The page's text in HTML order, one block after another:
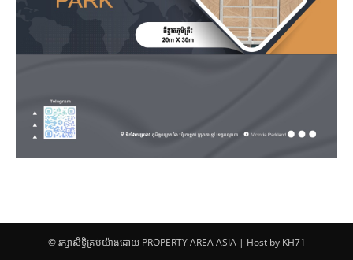
© រក្សាសិទ្ធិគ្រប់យ៉ាងដោយ PROPERTY AREA ASIA | Host by KH71